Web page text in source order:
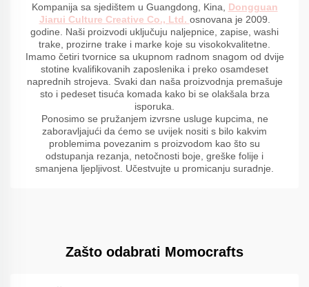
Kompanija sa sjedištem u Guangdong, Kina, Dongguan
Jiarui Culture Creative Co., Ltd. osnovana je 2009.
godine. Naši proizvodi uključuju naljepnice, zapise, washi
trake, prozirne trake i marke koje su visokokvalitetne.
Imamo četiri tvornice sa ukupnom radnom snagom od dvije
stotine kvalifikovanih zaposlenika i preko osamdeset
naprednih strojeva. Svaki dan naša proizvodnja premašuje
sto i pedeset tisuća komada kako bi se olakšala brza
isporuka.
Ponosimo se pružanjem izvrsne usluge kupcima, ne
zaboravljajući da ćemo se uvijek nositi s bilo kakvim
problemima povezanim s proizvodom kao što su
odstupanja rezanja, netočnosti boje, greške folije i
smanjena ljepljivost. Učestvujte u promicanju suradnje.
Zašto odabrati Momocrafts